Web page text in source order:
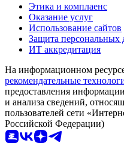
Этика и комплаенс
Оказание услуг
Использование сайтов
Защита персональных
ИТ аккредитация
На информационном
рекомендательные
предоставления
и анализа сведений,
пользователей сети
Российской Федерации)